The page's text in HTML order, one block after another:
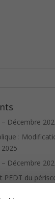
Décembre
:
2025
Décembre
PEDT du